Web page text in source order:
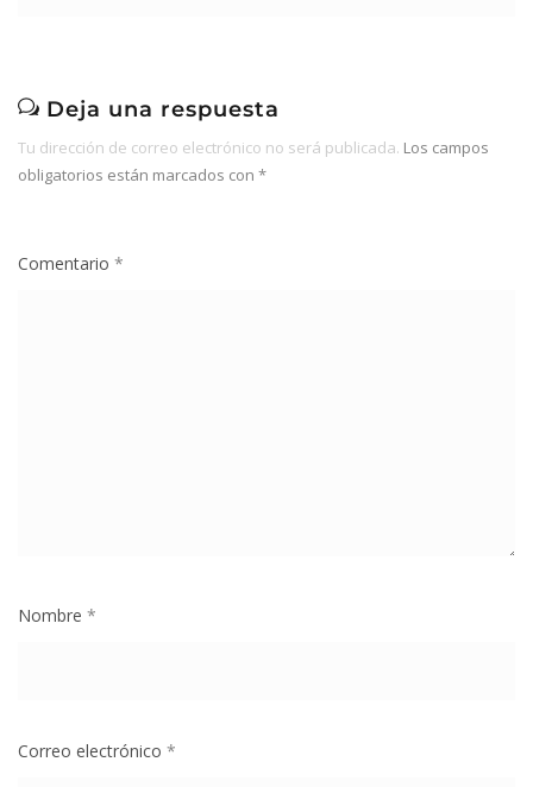
Deja una respuesta
Tu dirección de correo electrónico no será publicada. Los campos
obligatorios están marcados con *
Comentario *
Nombre *
Correo electrónico *